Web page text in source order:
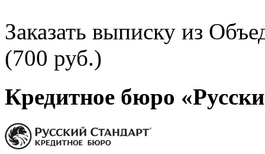
Заказать выписку из
(700 руб.)
Кредитное бюро